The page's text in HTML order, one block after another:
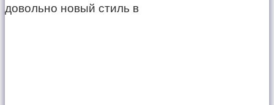
довольно новый стиль в